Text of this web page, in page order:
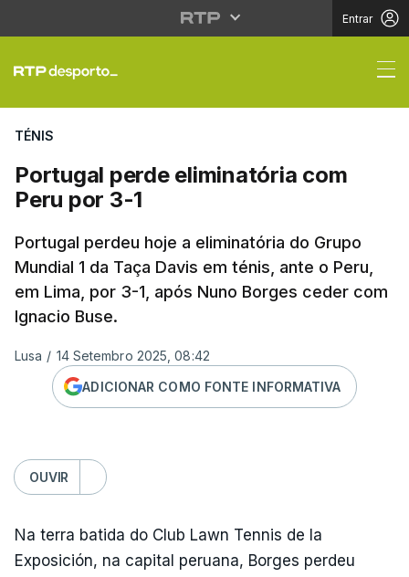
Entrar
Portugal perde
TÉNIS
Portugal perde eliminatória com
Peru por 3-1
Portugal perdeu hoje a eliminatória do Grupo
Mundial 1 da Taça Davis em ténis, ante o Peru,
em Lima, por 3-1, após Nuno Borges ceder com
Ignacio Buse.
Lusa / 14 Setembro 2025, 08:42
ADICIONAR COMO FONTE INFORMATIVA
OUVIR
Na terra batida do Club Lawn Tennis de la
Exposición, na capital peruana, Borges perdeu